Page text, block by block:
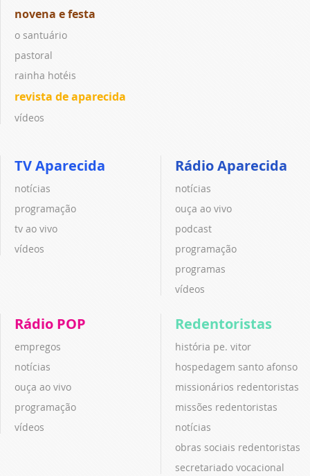
novena e festa
o santuário
pastoral
rainha hotéis
revista de aparecida
vídeos
TV Aparecida
notícias
programação
tv ao vivo
vídeos
Rádio Aparecida
notícias
ouça ao vivo
podcast
programação
programas
vídeos
Rádio POP
empregos
notícias
ouça ao vivo
programação
vídeos
Redentoristas
história pe. vitor
hospedagem santo afonso
missionários redentoristas
missões redentoristas
notícias
obras sociais redentoristas
secretariado vocacional